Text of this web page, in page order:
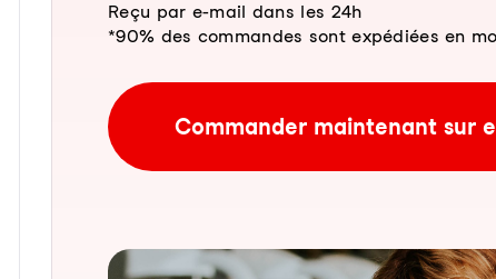
Reçu par e-mail dans les 24h
*90% des commandes sont expédiées en
Commander maintenant sur